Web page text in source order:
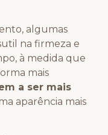
algumas
na firmeza e
à medida que
mais
a ser mais
aparência mais